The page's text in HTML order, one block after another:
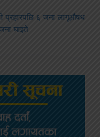
प्रहारपछि ६ जना लागूऔषध
घाइते